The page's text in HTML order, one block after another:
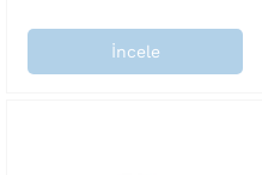
İncele